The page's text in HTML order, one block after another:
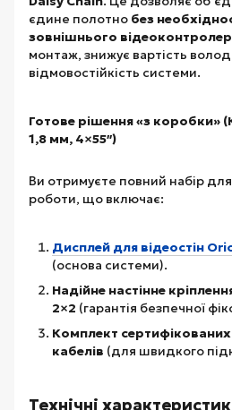
єдине полотно без
зовнішнього
монтаж, знижує вартість
відмовостійкість системи.
Готове рішення «з коробки»
1,8 мм, 4×55″)
Ви отримуєте повний набір
роботи, що включає:
Дисплей для відеостін
(основа системи).
Надійне настінне
2×2 (гарантія безпечної
Комплект
кабелів (для швидкого
Технічні